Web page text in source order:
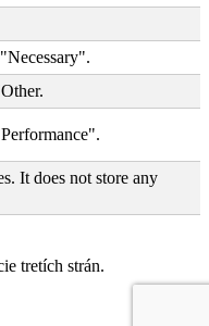
It does not store any
tretích strán.